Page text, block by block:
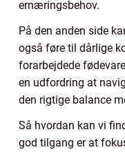
ernæringsbehov.
På den anden side
også føre til dårlige
forarbejdede
en udfordring at
den rigtige balance
Så hvordan kan vi
god tilgang er at